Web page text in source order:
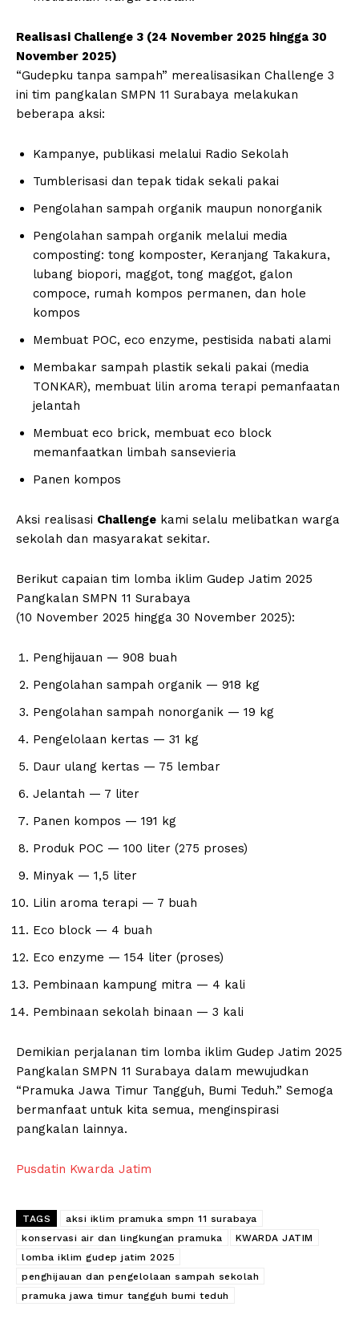
Realisasi Challenge 3 (24 November 2025 hingga 30
November 2025)
“Gudepku tanpa sampah” merealisasikan Challenge 3
ini tim pangkalan SMPN 11 Surabaya melakukan
beberapa aksi:
Kampanye, publikasi melalui Radio Sekolah
Tumblerisasi dan tepak tidak sekali pakai
Pengolahan sampah organik maupun nonorganik
Pengolahan sampah organik melalui media
composting: tong komposter, Keranjang Takakura,
lubang biopori, maggot, tong maggot, galon
compoce, rumah kompos permanen, dan hole
kompos
Membuat POC, eco enzyme, pestisida nabati alami
Membakar sampah plastik sekali pakai (media
TONKAR), membuat lilin aroma terapi pemanfaatan
jelantah
Membuat eco brick, membuat eco block
memanfaatkan limbah sansevieria
Panen kompos
Aksi realisasi Challenge kami selalu melibatkan warga
sekolah dan masyarakat sekitar.
Berikut capaian tim lomba iklim Gudep Jatim 2025
Pangkalan SMPN 11 Surabaya
(10 November 2025 hingga 30 November 2025):
Penghijauan — 908 buah
Pengolahan sampah organik — 918 kg
Pengolahan sampah nonorganik — 19 kg
Pengelolaan kertas — 31 kg
Daur ulang kertas — 75 lembar
Jelantah — 7 liter
Panen kompos — 191 kg
Produk POC — 100 liter (275 proses)
Minyak — 1,5 liter
Lilin aroma terapi — 7 buah
Eco block — 4 buah
Eco enzyme — 154 liter (proses)
Pembinaan kampung mitra — 4 kali
Pembinaan sekolah binaan — 3 kali
Demikian perjalanan tim lomba iklim Gudep Jatim 2025
Pangkalan SMPN 11 Surabaya dalam mewujudkan
“Pramuka Jawa Timur Tangguh, Bumi Teduh.” Semoga
bermanfaat untuk kita semua, menginspirasi
pangkalan lainnya.
Pusdatin Kwarda Jatim
TAGS
aksi iklim pramuka smpn 11 surabaya
konservasi air dan lingkungan pramuka
KWARDA JATIM
lomba iklim gudep jatim 2025
penghijauan dan pengelolaan sampah sekolah
pramuka jawa timur tangguh bumi teduh